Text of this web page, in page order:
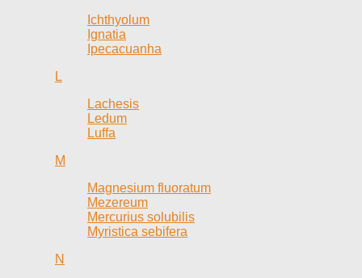
Ichthyolum
Ignatia
Ipecacuanha
L
Lachesis
Ledum
Luffa
M
Magnesium fluoratum
Mezereum
Mercurius solubilis
Myristica sebifera
N